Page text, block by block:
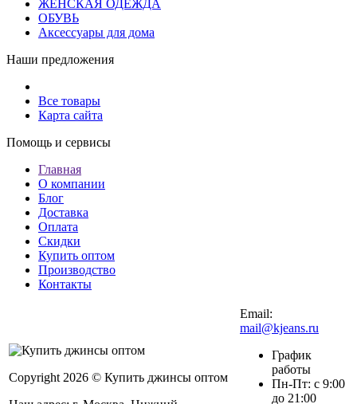
ЖЕНСКАЯ ОДЕЖДА
ОБУВЬ
Аксессуары для дома
Наши предложения
Все товары
Карта сайта
Помощь и сервисы
Главная
О компании
Блог
Доставка
Оплата
Скидки
Купить оптом
Производство
Контакты
Copyright 2026 © Купить джинсы оптом
Email:
mail@kjeans.ru
График
работы
Пн-Пт: с 9:00
до 21:00